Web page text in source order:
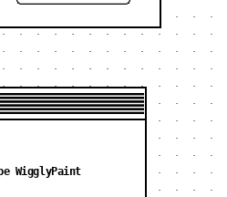
WigglyPaint